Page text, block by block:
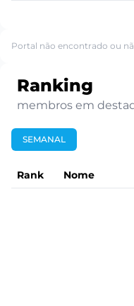
Portal não encontrado ou
Ranking
membros em
SEMANAL
Rank Nome